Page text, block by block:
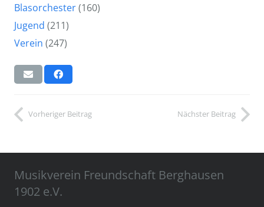
Blasorchester(160)
Jugend (211)
Verein (247)
Vorheriger Beitrag Nächster Beitrag
Musikverein Freundschaft Berghausen
1902 e.V.